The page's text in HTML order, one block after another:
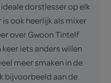
dorstlesser op elk
ook heerlijk als mixer
over Gwoon Tintelf
iets anders willen
meer smaken in de
bijvoorbeeld aan de